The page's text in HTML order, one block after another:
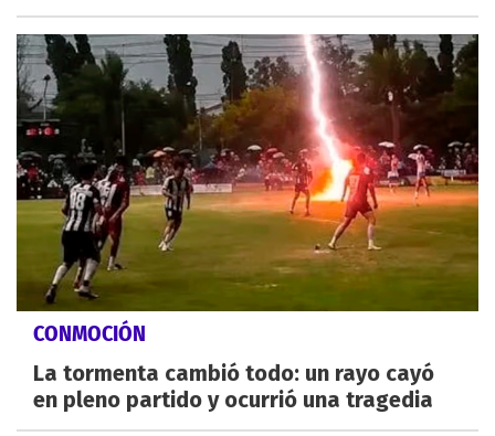
CONMOCIÓN
La tormenta cambió todo: un rayo cayó
en pleno partido y ocurrió una tragedia